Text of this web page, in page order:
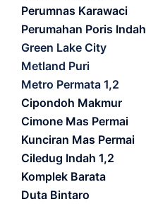
Perumnas Karawaci
Perumahan Poris Indah
Green Lake City
Metland Puri
Metro Permata 1,2
Cipondoh Makmur
Cimone Mas Permai
Kunciran Mas Permai
Ciledug Indah 1,2
Komplek Barata
Duta Bintaro